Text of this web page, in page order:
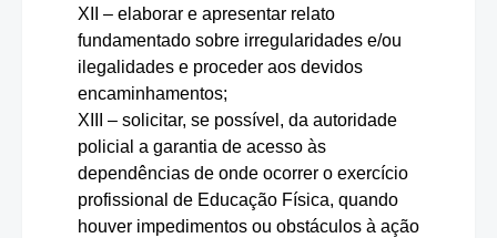
XII – elaborar e apresentar relato
fundamentado sobre irregularidades e/ou
ilegalidades e proceder aos devidos
encaminhamentos;
XIII – solicitar, se possível, da autoridade
policial a garantia de acesso às
dependências de onde ocorrer o exercício
profissional de Educação Física, quando
houver impedimentos ou obstáculos à ação